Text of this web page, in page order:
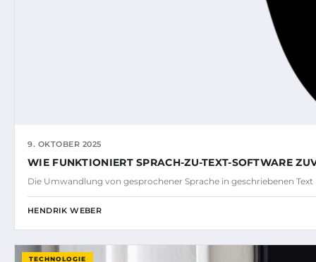
9. OKTOBER 2025
WIE FUNKTIONIERT SPRACH-ZU-TEXT-SOFTWARE
Die Umwandlung von gesprochener Sprache in geschriebenen
HENDRIK WEBER
TECHNOLOGIE